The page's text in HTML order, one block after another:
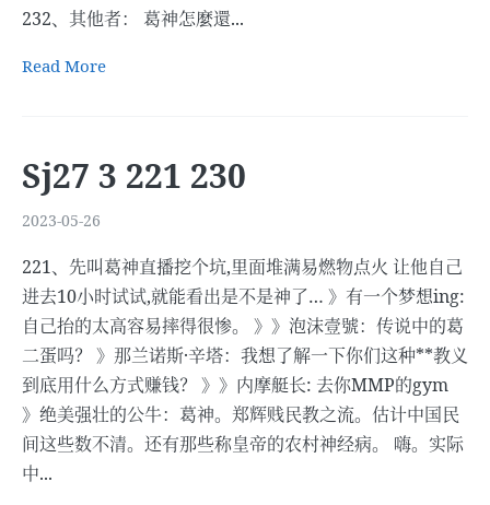
232、其他者： 葛神怎麼還...
Read More
Sj27 3 221 230
2023-05-26
221、先叫葛神直播挖个坑,里面堆满易燃物点火 让他自己
进去10小时试试,就能看出是不是神了… 》有一个梦想ing:
自己抬的太高容易摔得很惨。 》》泡沫壹號：传说中的葛
二蛋吗？ 》那兰诺斯·辛塔：我想了解一下你们这种**教义
到底用什么方式赚钱？ 》》内摩艇长: 去你MMP的gym
》绝美强壮的公牛：葛神。郑辉贱民教之流。估计中国民
间这些数不清。还有那些称皇帝的农村神经病。 嗨。实际
中...